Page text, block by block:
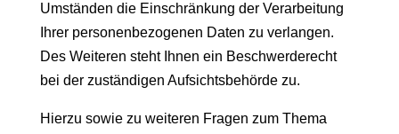
Umständen die Einschränkung der Verarbeitung
Ihrer personenbezogenen Daten zu verlangen.
Des Weiteren steht Ihnen ein Beschwerderecht
bei der zuständigen Aufsichtsbehörde zu.
Hierzu sowie zu weiteren Fragen zum Thema